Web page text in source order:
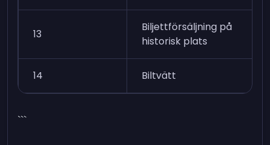
13
Biljettförsäljning på
historisk plats
14 Biltvätt
```